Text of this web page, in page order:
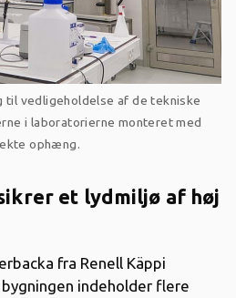
til vedligeholdelse af de tekniske
i laboratorierne monteret med
ophæng.
et lydmiljø af høj
fra Renell Käppi
indeholder flere